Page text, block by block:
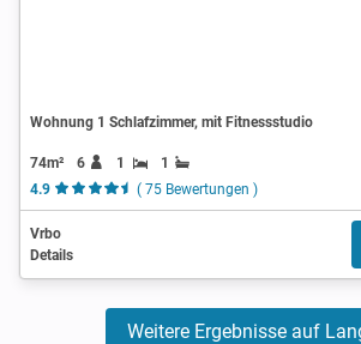
Wohnung 1 Schlafzimmer, mit Fitnessstudio
74m² 6 1
1
4.9
( 75 Bewertungen )
Vrbo
Details
Weitere Ergebnisse auf